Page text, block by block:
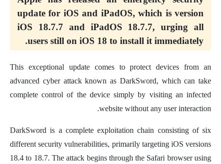
update for iOS and iPadOS, which is version
iOS 18.7.7 and iPadOS 18.7.7, urging all
users still on iOS 18 to install it immediately.
This exceptional update comes to protect devices from an
advanced cyber attack known as DarkSword, which can take
complete control of the device simply by visiting an infected
website without any user interaction.
DarkSword is a complete exploitation chain consisting of six
different security vulnerabilities, primarily targeting iOS versions
18.4 to 18.7. The attack begins through the Safari browser using